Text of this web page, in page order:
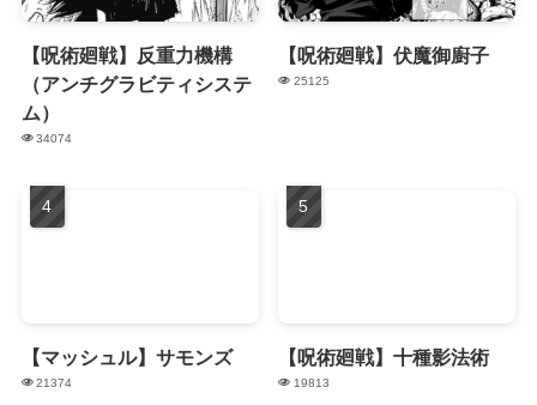
【呪術廻戦】反重力機構
（アンチグラビティシステ
ム）
34074
【呪術廻戦】伏魔御廚子
25125
【マッシュル】サモンズ
21374
【呪術廻戦】十種影法術
19813